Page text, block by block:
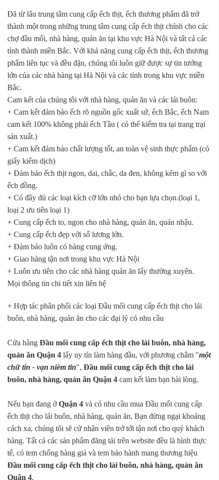
Đã từ lâu trung tâm cung cấp ếch thịt, ếch thương phẩm đã trở
thành một trong những trung tâm cung cấp ếch thịt chính cho các
chợ đầu mối, nhà hàng, quán ăn tại khu vực Hà Nội và tất cả các
tỉnh thành miền Bắc. Với khả năng cung cấp ếch thịt, ếch thương
phẩm liên tục và đều đặn, chúng tôi luôn giữ được sự tin tưởng
lớn của các nhà hàng tại Hà Nội và các tỉnh trong khu vực miền
Bắc.
Cam kết của chúng tôi với nhà hàng, quán ăn và các lái buôn:
+ Cam kết đảm bảo ếch rõ nguồn gốc xuất sứ, ếch Bắc, ếch Nam
cam kết 100% không phải ếch Tầu ( có thể kiểm tra tại trang trại
sản xuất.)
+ Cam kết đảm bảo chất lượng tốt, an toàn vệ sinh thực phẩm (có
giấy kiểm dịch)
+ Đảm bảo ếch thịt ngon, dai, chắc, da đen, không kém gì so với
ếch đồng.
+ Có đầy đủ các loại kích cỡ lớn nhỏ cho bạn lựa chọn.(loại 1,
loại 2 ưu tiên loại 1)
+ Cung cấp ếch to, ngon cho nhà hàng, quán ăn, quán nhậu.
+ Cung cấp ếch đẹp với số lương lớn.
+ Đảm bảo luôn có hàng cung ứng.
+ Giao hàng tận nơi trong khu vực Hà Nội
+ Luôn ưu tiên cho các nhà hàng quán ăn lấy thường xuyên.
Mọi thông tin chi tiết xin liên hệ
+ Hợp tác phân phối các loại Đầu mối cung cấp ếch thịt cho lái
buôn, nhà hàng, quán ăn cho các đại lý có nhu cầu
Cửa hàng Đầu mối cung cấp ếch thịt cho lái buôn, nhà hàng,
quán ăn Quận 4 lấy uy tín làm hàng đầu, với phương châm "một
chữ tín - vạn niềm tin", Đầu mối cung cấp ếch thịt cho lái
buôn, nhà hàng, quán ăn Quận 4 cam kết làm bạn hài lòng.
Nếu bạn đang ởQuận 4 và có nhu cầu mua Đầu mối cung cấp
ếch thịt cho lái buôn, nhà hàng, quán ăn, Bạn đừng ngại khoảng
cách xa, chúng tôi sẽ cử nhân viên trở tới tận nơi cho quý khách
hàng. Tất cả các sản phẩm đăng tải trên website đều là hình thực
tế, có tem chống hàng giả và tem bảo hành mang thương hiệu
Đầu mối cung cấp ếch thịt cho lái buôn, nhà hàng, quán ăn
Quận 4.